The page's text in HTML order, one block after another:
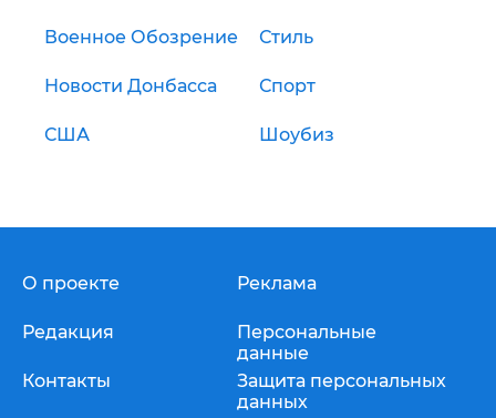
Военное Обозрение Стиль
Новости Донбасса Спорт
США Шоубиз
О проекте
Редакция
Контакты
Реклама
Персональные
данные
Защита персональных
данных